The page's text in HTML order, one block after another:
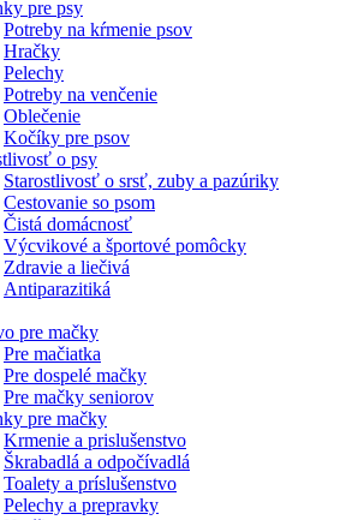
pre psy
Potreby na kŕmenie psov
Hračky
Pelechy
Potreby na venčenie
Oblečenie
Kočíky pre psov
o psy
Starostlivosť o srsť, zuby a pazúriky
Cestovanie so psom
Čistá domácnosť
Výcvikové a športové pomôcky
Zdravie a liečivá
Antiparazitiká
pre mačky
Pre mačiatka
Pre dospelé mačky
Pre mačky seniorov
pre mačky
Krmenie a prislušenstvo
Škrabadlá a odpočívadlá
Toalety а príslušenstvo
Pelechy a prepravky